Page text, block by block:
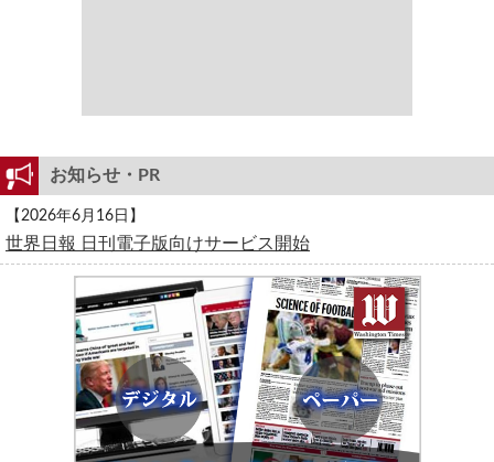
お知らせ・PR
【2026年6月16日】
世界日報 日刊電子版向けサービス開始